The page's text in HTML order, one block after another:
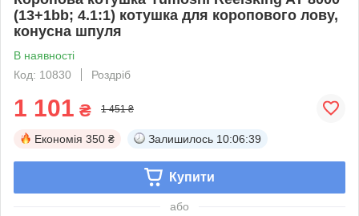
(13+1bb; 4.1:1) котушка для коропового лову,
конусна шпуля
В наявності
Код: 10830
Роздріб
1 101 ₴ 1 451 ₴
Економія 350 ₴ Залишилось 10:06:39
Купити
або